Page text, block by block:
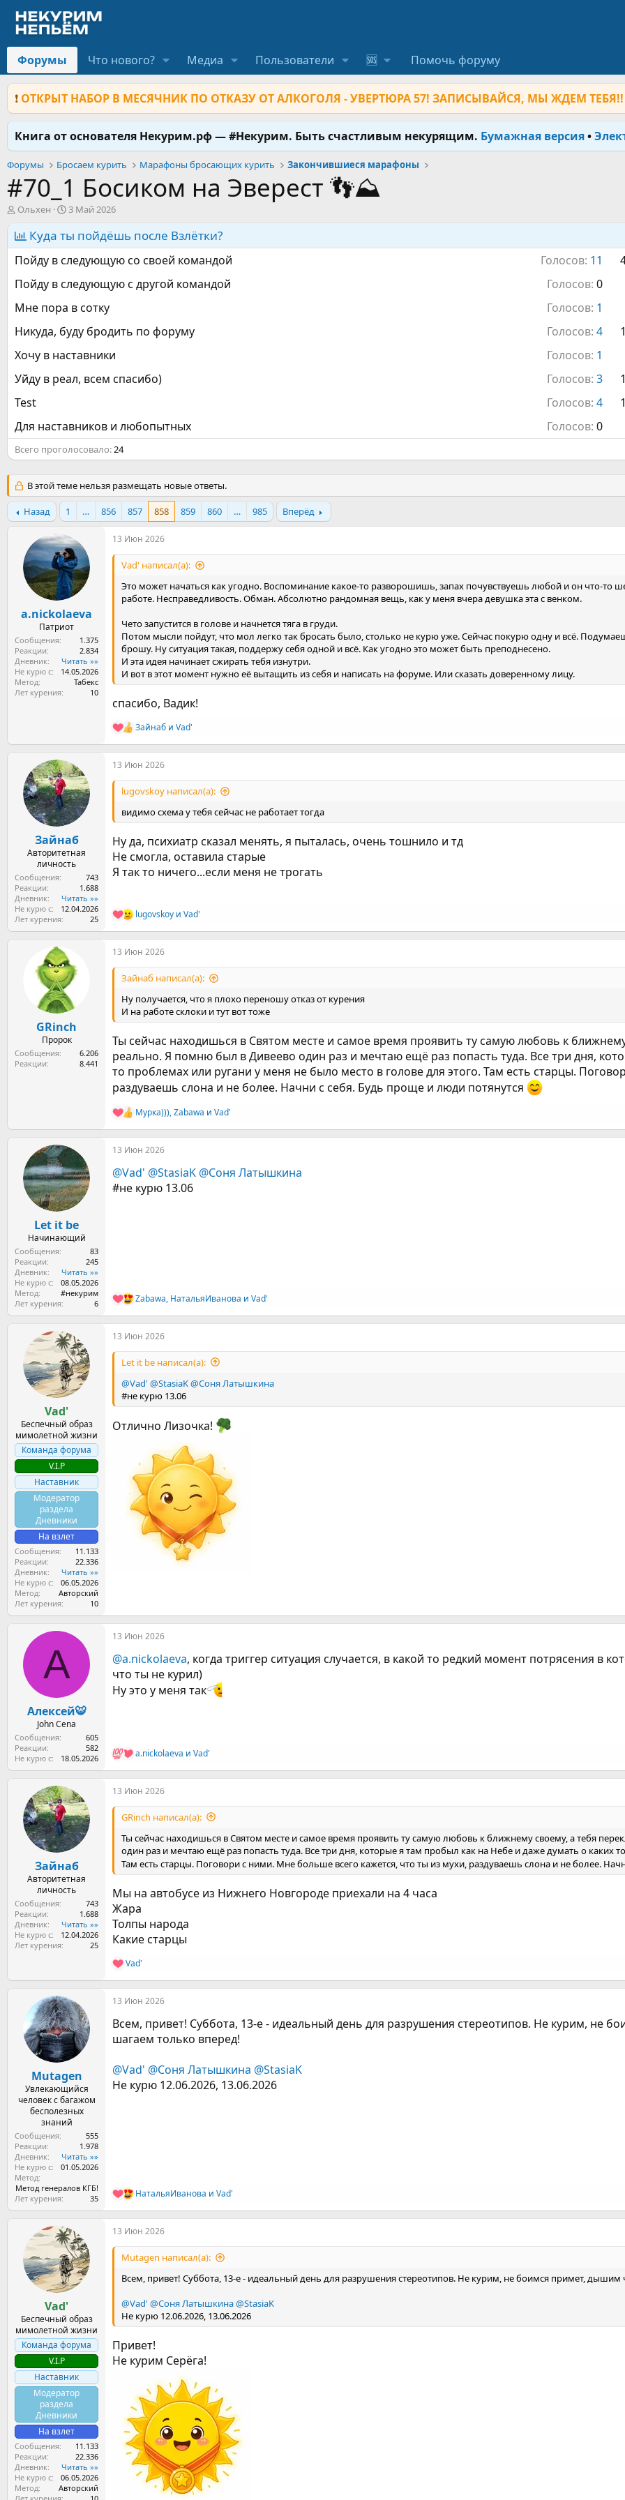
Форумы Что нового? Медиа Пользователи 🆘 Помочь форуму
❗ ОТКРЫТ НАБОР В МЕСЯЧНИК ПО ОТКАЗУ ОТ АЛКОГОЛЯ - УВЕРТЮРА 57! ЗАПИСЫВАЙСЯ, МЫ ЖДЕМ ТЕБЯ!!
Книга от основателя Некурим.рф — #Некурим. Быть счастливым некурящим. Бумажная версия•
Форумы Бросаем курить Марафоны бросающих курить Закончившиеся марафоны
#70_1 Босиком на Эверест 👣⛰️
А
в
т
о
р
е
ы
Ольхен
Д
а
т
а
н
ч
л
3 Май 2026
Куда ты пойдёшь после Взлётки?
Пойду в следующую со своей командой Голосов: 11
Пойду в следующую с другой командой
Голосов: 0
Мне пора в сотку
Голосов: 1
Никуда, буду бродить по форуму
Голосов: 4
Хочу в наставники
Голосов: 1
Уйду в реал, всем спасибо)
Голосов: 3
Test
Голосов: 4
Для наставников и любопытных
Голосов: 0
Всего проголосовало 24
В этой теме нельзя размещать новые ответы.
Назад 1 … 856 857 858 859 860 … 985 Вперёд
a.nickolaeva
Патриот
Сообщения
1.375
Реакции
2.834
Дневник
Читать »»
Не курю с
14.05.2026
Метод
Табекс
Лет курения
10
13 Июн 2026
Vad' написал(а):
Это может начаться как угодно. Воспоминание какое-то разворошишь, запах почувствуешь любой и он что-то
работе. Несправедливость. Обман. Абсолютно рандомная вещь, как у меня вчера девушка эта с венком.
Чето запустится в голове и начнется тяга в груди.
Потом мысли пойдут, что мол легко так бросать было, столько не курю уже. Сейчас покурю одну и всё.
брошу. Ну ситуация такая, поддержу себя одной и всё. Как угодно это может быть преподнесено.
И эта идея начинает сжирать тебя изнутри.
И вот в этот момент нужно её вытащить из себя и написать на форуме. Или сказать доверенному лицу.
спасибо, Вадик!
Р
е
а
к
Зайнаб и Vad'
Зайнаб
Авторитетная
личность
Сообщения
743
Реакции
1.688
Дневник
Читать »»
Не курю с
12.04.2026
Лет курения
25
13 Июн 2026
lugovskoy написал(а):
видимо схема у тебя сейчас не работает тогда
Ну да, психиатр сказал менять, я пыталась, очень тошнило и тд
Не смогла, оставила старые
Я так то ничего...если меня не трогать
Р
е
а
к
lugovskoy и Vad'
GRinch
Пророк
Сообщения
6.206
Реакции
8.441
13 Июн 2026
Зайнаб написал(а):
Ну получается, что я плохо переношу отказ от курения
И на работе склоки и тут вот тоже
Ты сейчас находишься в Святом месте и самое время проявить ту самую любовь к
реально. Я помню был в Дивеево один раз и мечтаю ещё раз попасть туда. Все три дня,
то проблемах или ругани у меня не было место в голове для этого. Там есть старцы.
раздуваешь слона и не более. Начни с себя. Будь проще и люди потянутся
Р
е
а
к
и
и
:
Мурка))),Zabawa и Vad'
Let it be
Начинающий
Сообщения
83
Реакции
245
Дневник
Читать »»
Не курю с
08.05.2026
Метод
#некурим
Лет курения
6
13 Июн 2026
@Vad' @StasiaK @Соня Латышкина
#не курю 13.06
Р
е
а
к
и
Zabawa, НатальяИванова и Vad'
Vad'
Беспечный образ
мимолетной жизни
Команда форума
V.I.P
Наставник
Модератор
раздела
Дневники
На взлет
Сообщения
11.133
Реакции
22.336
Дневник
Читать »»
Не курю с
06.05.2026
Метод
Авторский
Лет курения
10
13 Июн 2026
Let it be написал(а):
@Vad' @StasiaK@Соня Латышкина
#не курю 13.06
Отлично Лизочка!
А
Алексей🐯
John Cena
Сообщения
605
Реакции
582
Не курю с
18.05.2026
13 Июн 2026
@a.nickolaeva, когда триггер ситуация случается, в какой то редкий момент потрясения в
что ты не курил)
Ну это у меня так
Р
е
а
к
и
a.nickolaeva и Vad'
Зайнаб
Авторитетная
личность
Сообщения
743
Реакции
1.688
Дневник
Читать »»
Не курю с
12.04.2026
Лет курения
25
13 Июн 2026
GRinch написал(а):
Ты сейчас находишься в Святом месте и самое время проявить ту самую любовь к ближнему своему, а тебя
один раз и мечтаю ещё раз попасть туда. Все три дня, которые я там пробыл как на Небе и даже думать о каких
Там есть старцы. Поговори с ними. Мне больше всего кажется, что ты из мухи, раздуваешь слона и не более.
Мы на автобусе из Нижнего Новгороде приехали на 4 часа
Жара
Толпы народа
Какие старцы
Р
е
а
к
и
и
:
Vad'
Mutagen
Увлекающийся
человек с багажом
бесполезных
знаний
Сообщения
555
Реакции
1.978
Дневник
Читать »»
Не курю с
01.05.2026
Метод
Метод генералов КГБ!
Лет курения
35
13 Июн 2026
Всем, привет! Суббота, 13-е - идеальный день для разрушения стереотипов. Не курим, не
шагаем только вперед!
@Vad' @Соня Латышкина @StasiaK
Не курю 12.06.2026, 13.06.2026
Р
е
а
к
и
НатальяИванова и Vad'
Vad'
Беспечный образ
мимолетной жизни
Команда форума
V.I.P
Наставник
Модератор
раздела
Дневники
На взлет
Сообщения
11.133
Реакции
22.336
Дневник
Читать »»
Не курю с
06.05.2026
Метод
Авторский
13 Июн 2026
Mutagen написал(а):
Всем, привет! Суббота, 13-е - идеальный день для разрушения стереотипов. Не курим, не боимся примет,
@Vad' @Соня Латышкина@StasiaK
Не курю 12.06.2026, 13.06.2026
Привет!
Не курим Серёга!